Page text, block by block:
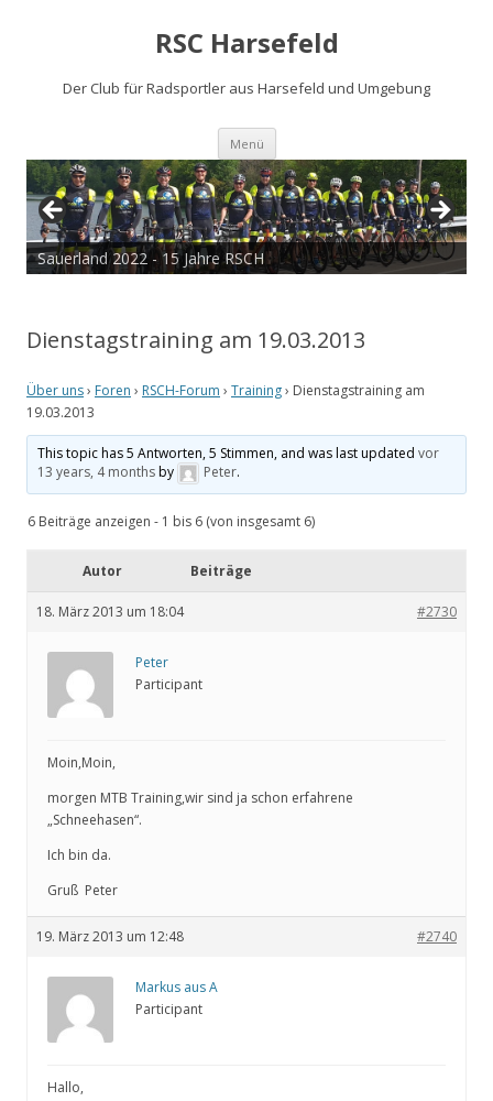
RSC Harsefeld
Der Club für Radsportler aus Harsefeld und Umgebung
Menü Zum
springen
Sauerland 2022 - 15 Jahre RSCH
Dienstagstraining am 19.03.2013
Über uns› Foren › RSCH-Forum › Training› Dienstagstraining am
19.03.2013
This topic has 5 Antworten, 5 Stimmen, and was last updatedvor
13 years, 4 monthsby Peter.
6 Beiträge anzeigen - 1 bis 6 (von insgesamt 6)
Autor Beiträge
18. März 2013 um 18:04 #2730
Peter
Participant
Moin,Moin,
morgen MTB Training,wir sind ja schon erfahrene
„Schneehasen“.
Ich bin da.
Gruß Peter
19. März 2013 um 12:48 #2740
Markus aus A
Participant
Hallo,